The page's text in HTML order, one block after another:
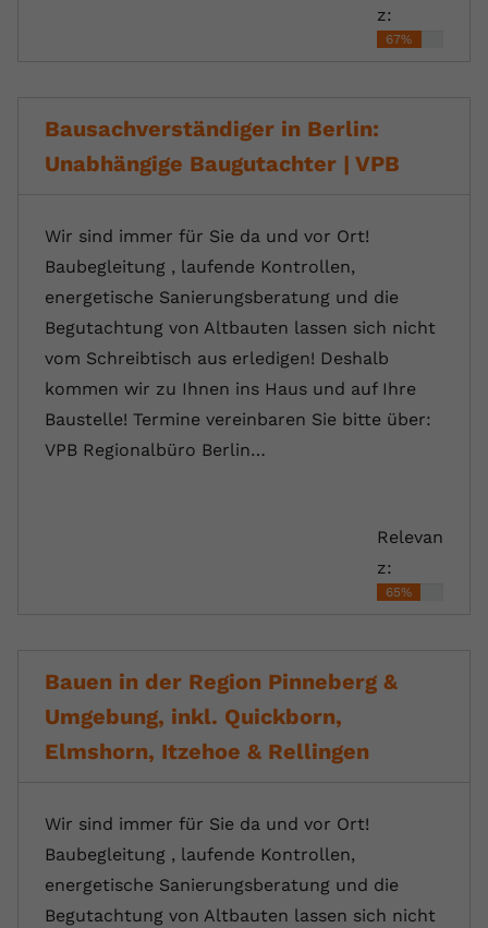
z:
67%
Bausachverständiger in Berlin:
Unabhängige Baugutachter | VPB
Wir sind immer für Sie da und vor Ort!
Baubegleitung , laufende Kontrollen,
energetische Sanierungsberatung und die
Begutachtung von Altbauten lassen sich nicht
vom Schreibtisch aus erledigen! Deshalb
kommen wir zu Ihnen ins Haus und auf Ihre
Baustelle! Termine vereinbaren Sie bitte über:
VPB Regionalbüro Berlin…
Relevan
z:
65%
Bauen in der Region Pinneberg &
Umgebung, inkl. Quickborn,
Elmshorn, Itzehoe & Rellingen
Wir sind immer für Sie da und vor Ort!
Baubegleitung , laufende Kontrollen,
energetische Sanierungsberatung und die
Begutachtung von Altbauten lassen sich nicht